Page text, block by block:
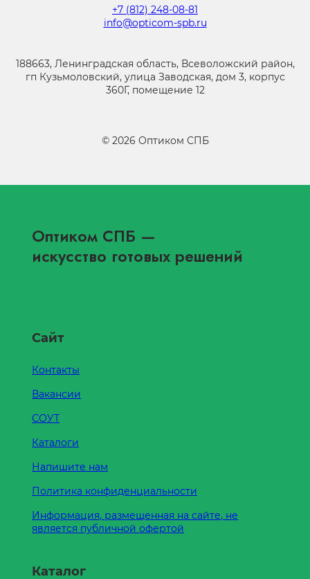
+7 (812) 248-08-81
info@opticom-spb.ru
188663, Ленинградская область, Всеволожский район,
гп Кузьмоловский, улица Заводская, дом 3, корпус
360Г, помещение 12
© 2026 Оптиком СПБ
Оптиком СПБ —
искусство готовых решений
Сайт
Контакты
Вакансии
СОУТ
Каталоги
Напишите нам
Политика конфиденциальности
Информация, размещенная на сайте, не
является публичной офертой
Каталог